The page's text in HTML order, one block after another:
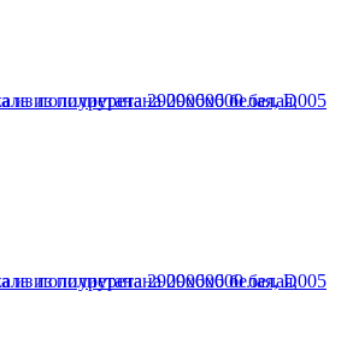
из полиуретана 2900х600 белая, D005
из полиуретана 2900х600 белая, D005